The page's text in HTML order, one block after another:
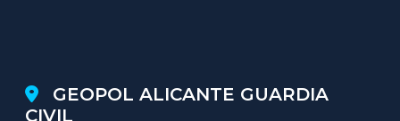
GEOPOL ALICANTE GUARDIA
CIVIL